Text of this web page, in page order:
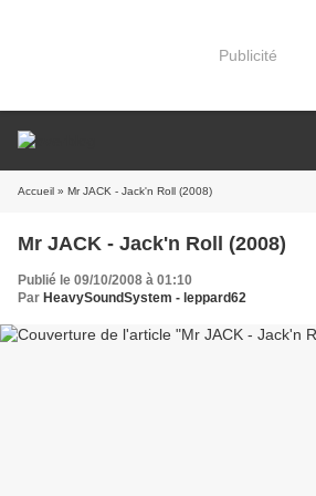
Publicité
Accueil » Mr JACK - Jack'n Roll (2008)
Mr JACK - Jack'n Roll (2008)
Publié le 09/10/2008 à 01:10
Par HeavySoundSystem - leppard62